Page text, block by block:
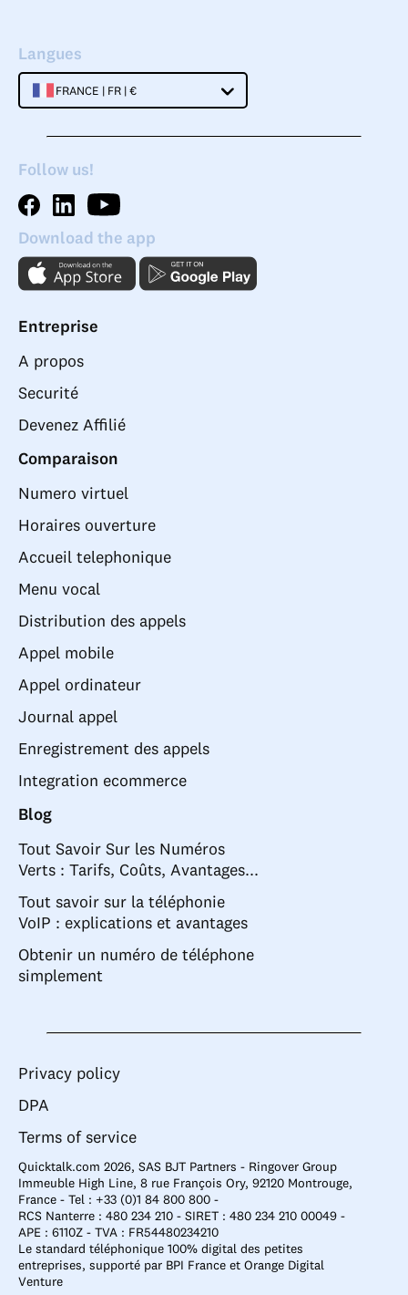
Langues
FRANCE | FR | €
Follow us!
Download the app
Entreprise
A propos
Securité
Devenez Affilié
Comparaison
Numero virtuel
Horaires ouverture
Accueil telephonique
Menu vocal
Distribution des appels
Appel mobile
Appel ordinateur
Journal appel
Enregistrement des appels
Integration ecommerce
Blog
Tout Savoir Sur les Numéros
Verts : Tarifs, Coûts, Avantages...
Tout savoir sur la téléphonie
VoIP : explications et avantages
Obtenir un numéro de téléphone
simplement
Quicktalk.com 2026, SAS BJT Partners - Ringover Group
Immeuble High Line, 8 rue François Ory, 92120 Montrouge,
France - Tel : +33 (0)1 84 800 800 -
RCS Nanterre : 480 234 210 - SIRET : 480 234 210 00049 -
APE : 6110Z - TVA : FR54480234210
Le standard téléphonique 100% digital des petites
entreprises, supporté par BPI France et Orange Digital
Venture
Privacy policy
DPA
Terms of service